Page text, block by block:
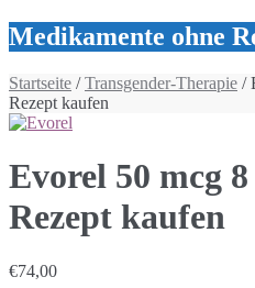
Medikamente ohne
Startseite /Transgender-Therapie /
Rezept kaufen
Evorel 50 mcg
Rezept kaufen
€74,00